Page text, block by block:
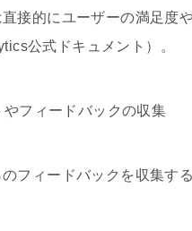
接的にユーザーの満足度
公式ドキュメント）。
フィードバックの収集
フィードバックを収集す